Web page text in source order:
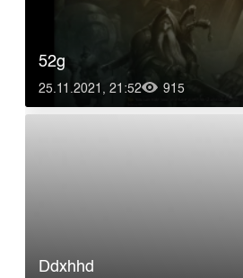
25.11.2021, 21:52 915
52g
Ddxhhd